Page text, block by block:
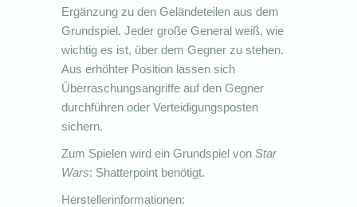
Ergänzung zu den Geländeteilen aus dem
Grundspiel. Jeder große General weiß, wie
wichtig es ist, über dem Gegner zu stehen.
Aus erhöhter Position lassen sich
Überraschungsangriffe auf den Gegner
durchführen oder Verteidigungsposten
sichern.
Zum Spielen wird ein Grundspiel vonStar
Wars: Shatterpoint benötigt.
Herstellerinformationen: